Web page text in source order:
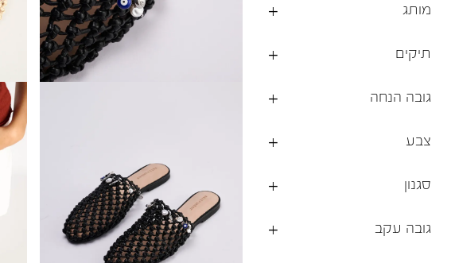
נעליים טבעוניות
מותג
תיקים
גובה הנחה
צבע
סגנון
גובה עקב